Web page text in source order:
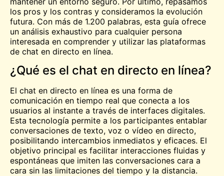
los pros y los contras y consideramos la evolución
futura. Con más de 1.200 palabras, esta guía ofrece
un análisis exhaustivo para cualquier persona
interesada en comprender y utilizar las plataformas
de chat en directo en línea.
¿Qué es el chat en directo en línea?
El chat en directo en línea es una forma de
comunicación en tiempo real que conecta a los
usuarios al instante a través de interfaces digitales.
Esta tecnología permite a los participantes entablar
conversaciones de texto, voz o vídeo en directo,
posibilitando intercambios inmediatos y eficaces. El
objetivo principal es facilitar interacciones fluidas y
espontáneas que imiten las conversaciones cara a
cara sin las limitaciones del tiempo y la distancia.